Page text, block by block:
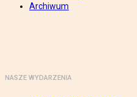
Archiwum
NASZE WYDARZENIA